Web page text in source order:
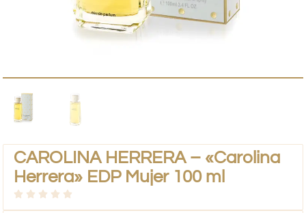
CAROLINA HERRERA – «Carolina
Herrera» EDP Mujer 100 ml